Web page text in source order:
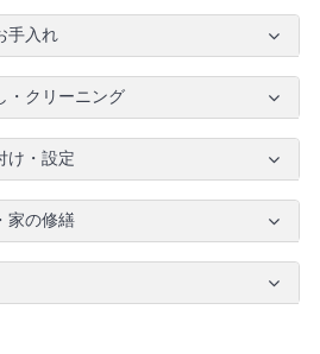
手入れ
・クリーニング
け・設定
家の修繕